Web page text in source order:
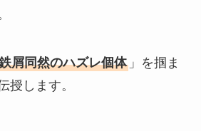
屑同然のハズレ個体」を掴ま
授します。